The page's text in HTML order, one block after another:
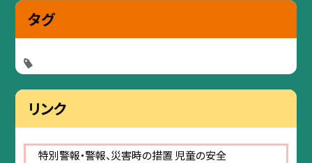
タグ
リンク
特別警報・警報、災害時の措置 児童の安全